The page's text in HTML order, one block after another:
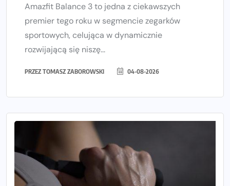
Amazfit Balance 3 to jedna z ciekawszych
premier tego roku w segmencie zegarków
sportowych, celująca w dynamicznie
rozwijającą się niszę...
PRZEZ TOMASZ ZABOROWSKI 04-08-2026